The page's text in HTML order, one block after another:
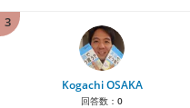
3
Kogachi OSAKA
回答数： 0